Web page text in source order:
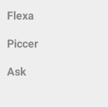
Flexa
Piccer
Ask